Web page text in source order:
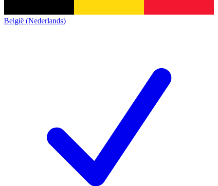
België (Nederlands)